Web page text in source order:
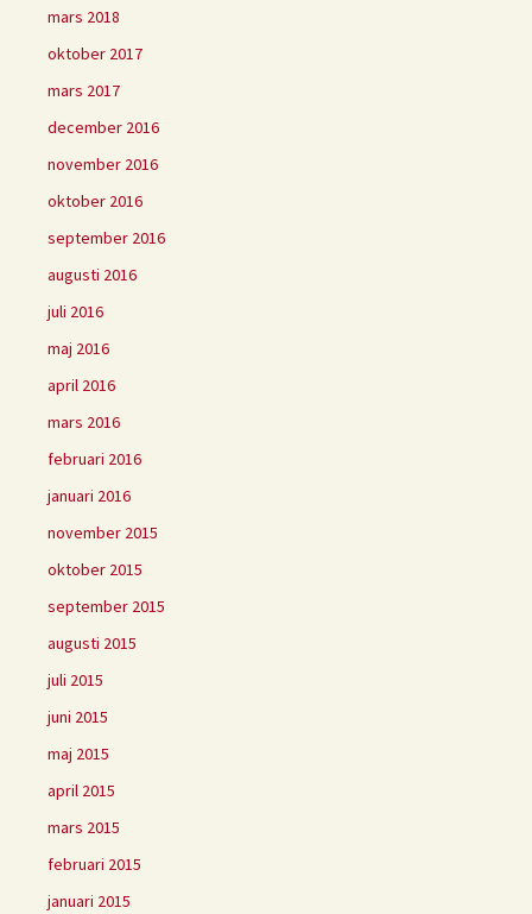
mars 2018
oktober 2017
mars 2017
december 2016
november 2016
oktober 2016
september 2016
augusti 2016
juli 2016
maj 2016
april 2016
mars 2016
februari 2016
januari 2016
november 2015
oktober 2015
september 2015
augusti 2015
juli 2015
juni 2015
maj 2015
april 2015
mars 2015
februari 2015
januari 2015